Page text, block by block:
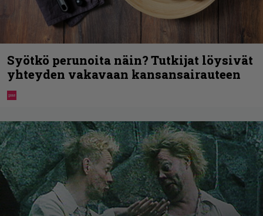
Syötkö perunoita näin? Tutkijat löysivät
yhteyden vakavaan kansansairauteen